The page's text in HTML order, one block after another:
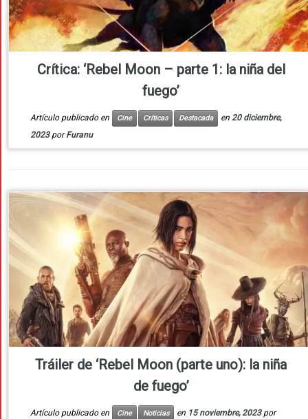
Crítica: ‘Rebel Moon – parte 1: la niña del
fuego’
Artículo publicado en Cine Críticas Destacada en 20 diciembre,
2023 porFuranu
Tráiler de ‘Rebel Moon (parte uno): la niña
de fuego’
Artículo publicado en Cine Noticias en 15 noviembre, 2023 por